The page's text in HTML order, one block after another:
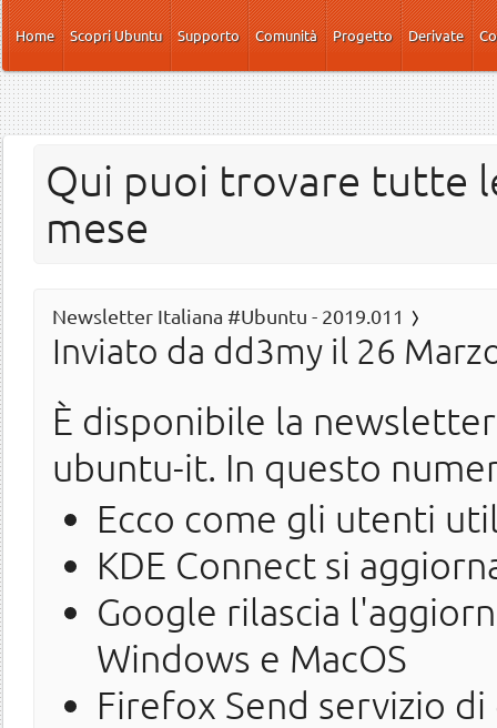
Salta al contenuto principale
Home
Scopri Ubuntu Supporto Comunità Progetto Derivate
Qui puoi trovare tutte
mese
Newsletter Italiana #Ubuntu - 2019.011
Inviato da dd3my il 26
È disponibile la
ubuntu-it. In questo
Ecco come gli utenti
KDE Connect si
Google rilascia
Windows e MacOS
Firefox Send servizio